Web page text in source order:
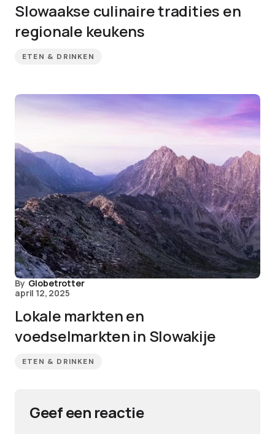
Slowaakse culinaire tradities en
regionale keukens
ETEN & DRINKEN
By Globetrotter
april 12, 2025
Lokale markten en
voedselmarkten in Slowakije
ETEN & DRINKEN
Geef een reactie